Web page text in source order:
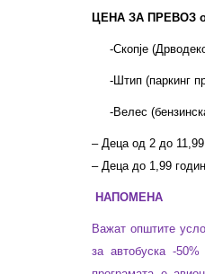
ЦЕНА ЗА ПРЕВОЗ
-Скопје
-Штип (паркинг
-Велес
– Деца од 2 до
– Деца до 1,99
НАПОМЕНА
Важат општите
за автобуска -